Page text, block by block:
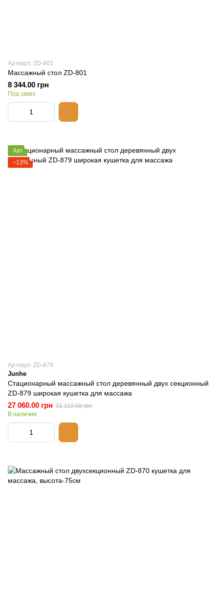
Артикул: ZD-801
Массажный стол ZD-801
8 344.00 грн
Под заказ
Хит
−13%
Артикул: ZD-879
Junhe
Стационарный массажный стол деревянный двух секционный
ZD-879 широкая кушетка для массажа
27 060.00 грн 31 119.00 грн
В наличии